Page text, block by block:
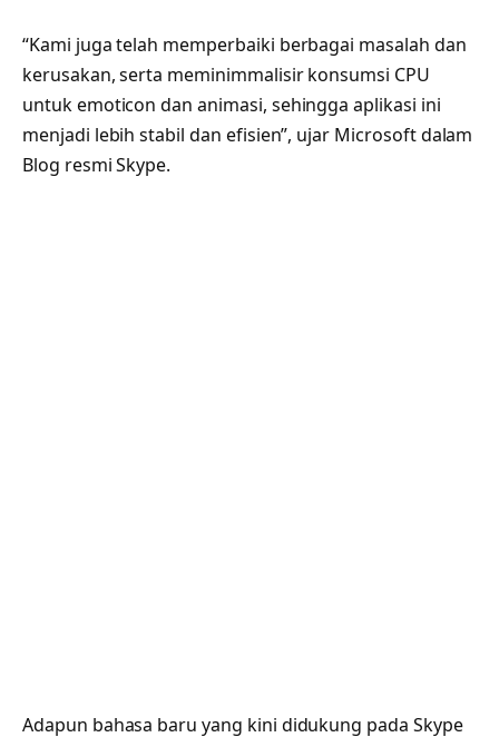
“Kami juga telah memperbaiki berbagai masalah dan
kerusakan, serta meminimmalisir konsumsi CPU
untuk emoticon dan animasi, sehingga aplikasi ini
menjadi lebih stabil dan efisien”, ujar Microsoft dalam
Blog resmi Skype.
Adapun bahasa baru yang kini didukung pada Skype